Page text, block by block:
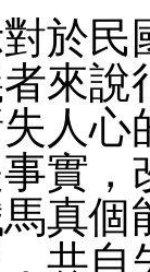
於民
來說
人心
實，
真個
共